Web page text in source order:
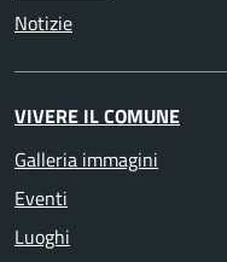
Notizie
VIVERE IL COMUNE
Galleria immagini
Eventi
Luoghi